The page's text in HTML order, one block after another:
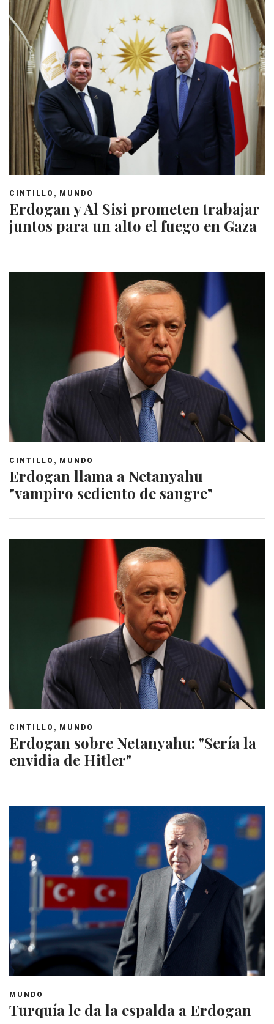
CINTILLO , MUNDO
Erdogan y Al Sisi prometen trabajar
juntos para un alto el fuego en Gaza
CINTILLO , MUNDO
Erdogan llama a Netanyahu
"vampiro sediento de sangre"
CINTILLO , MUNDO
Erdogan sobre Netanyahu: "Sería la
envidia de Hitler"
MUNDO
Turquía le da la espalda a Erdogan